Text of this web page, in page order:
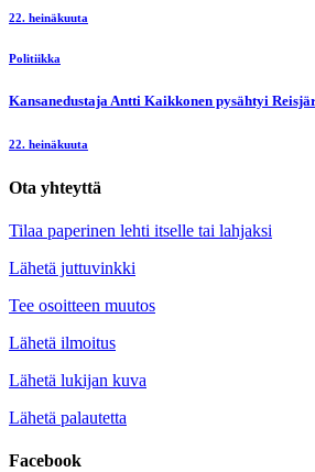
22. heinäkuuta
Politiikka
Kansanedustaja Antti Kaikkonen pysähtyi
22. heinäkuuta
Ota yhteyttä
Tilaa paperinen lehti itselle tai lahjaksi
Lähetä juttuvinkki
Tee osoitteen muutos
Lähetä ilmoitus
Lähetä lukijan kuva
Lähetä palautetta
Facebook